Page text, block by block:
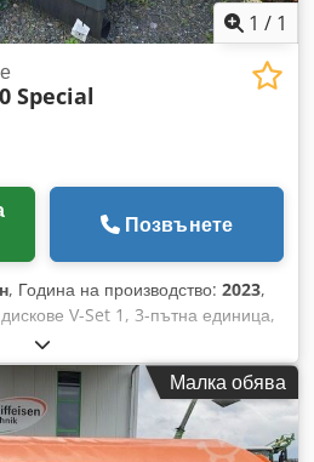
1 / 1
Special
Позвънете
, Година на производство: 2023,
V-Set 1, 3-пътна единица,
(Limiter V) / защитна рамка
устройство за търкаляне,
V, надстройка на контейнер S /
съединител, монтажни
ZA, калобрани S / LED осветление
Малка обява